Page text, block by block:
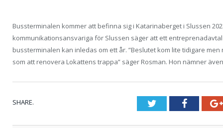
Bussterminalen kommer att befinna sig i Katarinaberget i Slussen
kommunikationsansvariga för Slussen säger att ett
bussterminalen kan inledas om ett år. ”Beslutet kom lite tidigare
som att renovera Lokattens trappa” säger Rosman. Hon nämner
SHARE. Twitter